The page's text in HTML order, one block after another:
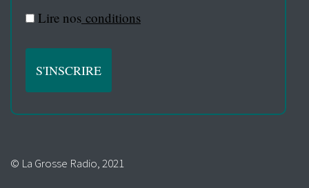
Lire nos conditions
© La Grosse Radio, 2021